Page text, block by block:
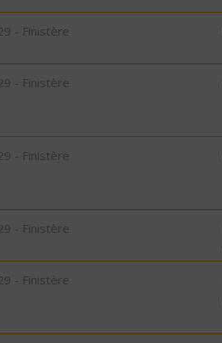
- Finistère
- Finistère
- Finistère
- Finistère
- Finistère